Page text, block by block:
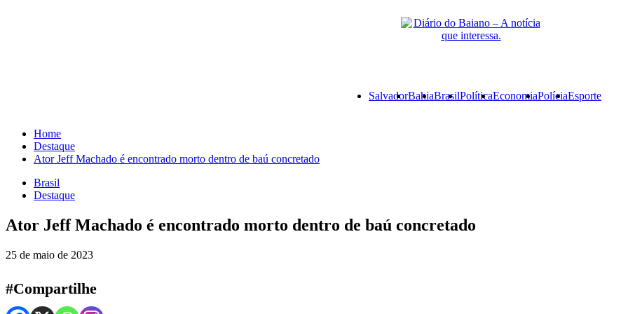
PrimarySalvadorBahiaBrasilPolíticaEconomiaPolíciaEsporte
Home
Destaque
Ator Jeff Machado é encontrado morto dentro de baú concretado
Brasil
Destaque
Ator Jeff Machado é encontrado morto dentro de baú concretado
25 de maio de 2023
#Compartilhe